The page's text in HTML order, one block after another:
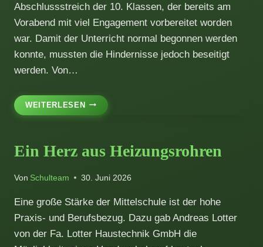
Abschlussstreich der 10. Klassen, der bereits am
Vorabend mit viel Engagement vorbereitet worden
war. Damit der Unterricht normal begonnen werden
konnte, mussten die Hindernisse jedoch beseitigt
werden. Von…
WEITERLESENDIE
DOKTOR-
HAT
MENGE
VOR
HÜTTE
Ein Herz aus Heizungsrohren
Von Schulteam 30. Juni 2026
Eine große Stärke der Mittelschule ist der hohe
Praxis- und Berufsbezug. Dazu gab Andreas Lotter
von der Fa. Lotter Haustechnik GmbH die